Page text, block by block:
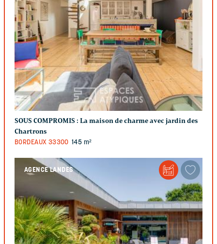
SOUS COMPROMIS : La maison de charme avec jardin des
Chartrons
BORDEAUX 33300 145 m²
AGENCE LANDES